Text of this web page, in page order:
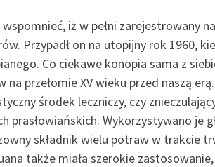
iż w pełni zarejestrowany
Przypadł on na utopijny rok 1960,
Co ciekawe konopia sama z
na przełomie XV wieku przed naszą
środek leczniczy, czy
prasłowiańskich. Wykorzystywano je
składnik wielu potraw w trakcie
także miała szerokie